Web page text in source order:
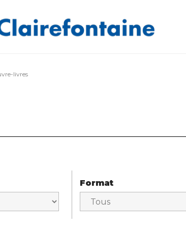
livres
Format